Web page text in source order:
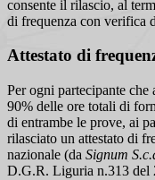
consente il rilascio, al
di frequenza con verifica
Attestato di
Per ogni partecipante che
90% delle ore totali di
di entrambe le prove, ai
rilasciato un attestato di
nazionale (da Signum
D.G.R. Liguria n.313 del